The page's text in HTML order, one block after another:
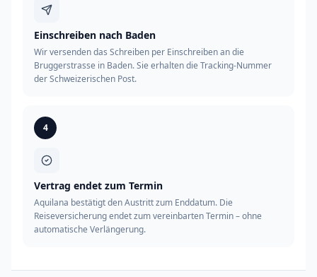
Einschreiben nach Baden
Wir versenden das Schreiben per Einschreiben an die
Bruggerstrasse in Baden. Sie erhalten die Tracking-Nummer
der Schweizerischen Post.
4
Vertrag endet zum Termin
Aquilana bestätigt den Austritt zum Enddatum. Die
Reiseversicherung endet zum vereinbarten Termin – ohne
automatische Verlängerung.